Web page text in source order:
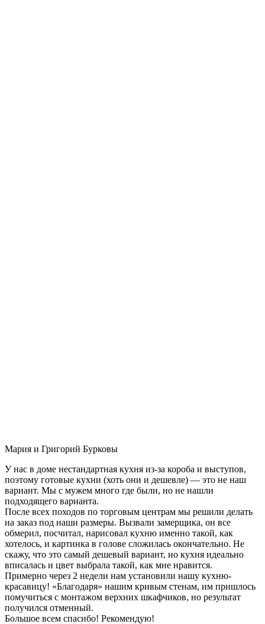
Мария и Григорий Бурковы
У нас в доме нестандартная кухня из-за короба и выступов,
поэтому готовые кухни (хоть они и дешевле) — это не наш
вариант. Мы с мужем много где были, но не нашли
подходящего варианта.
После всех походов по торговым центрам мы решили делать
на заказ под наши размеры. Вызвали замерщика, он все
обмерил, посчитал, нарисовал кухню именно такой, как
хотелось, и картинка в голове сложилась окончательно. Не
скажу, что это самый дешевый вариант, но кухня идеально
вписалась и цвет выбрала такой, как мне нравится.
Примерно через 2 недели нам установили нашу кухню-
красавицу! «Благодаря» нашим кривым стенам, им пришлось
помучиться с монтажом верхних шкафчиков, но результат
получился отменный.
Большое всем спасибо! Рекомендую!